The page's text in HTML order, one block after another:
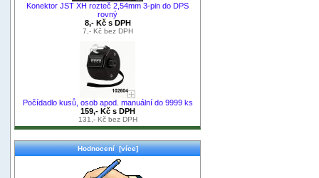
Konektor JST XH rozteč 2,54mm 3-pin do DPS
rovný
8,- Kč s DPH
7,- Kč bez DPH
Počídadlo kusů, osob apod. manuální do 9999 ks
159,- Kč s DPH
131,- Kč bez DPH
Hodnocení [více]